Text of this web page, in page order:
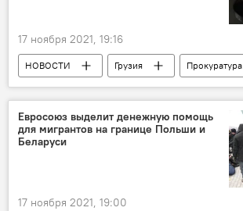
17 ноября 2021, 19:16
НОВОСТИ Грузия
Прокуратура
Арест
Преступность в Грузии
Евросоюз выделит денежную помощь
для мигрантов на границе Польши и
Беларуси
17 ноября 2021, 19:00